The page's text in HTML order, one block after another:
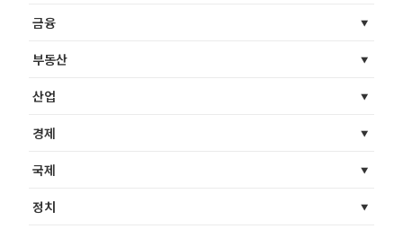
금융
부동산
산업
경제
국제
정치